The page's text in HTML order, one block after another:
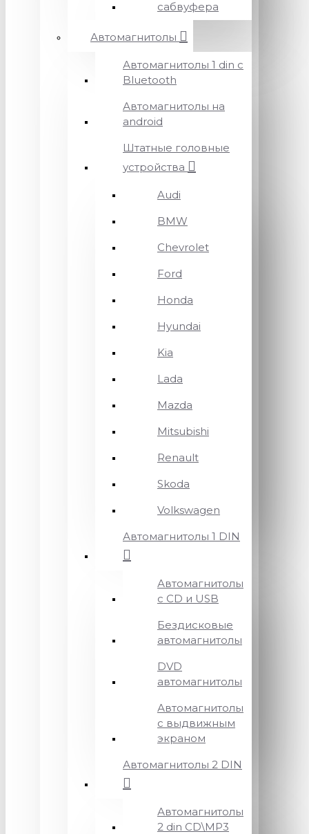
сабвуфера
Автомагнитолы
Автомагнитолы 1 din с
Bluetooth
Автомагнитолы на
android
Штатные головные
устройства
Audi
BMW
Chevrolet
Ford
Honda
Hyundai
Kia
Lada
Mazda
Mitsubishi
Renault
Skoda
Volkswagen
Автомагнитолы 1 DIN
Автомагнитолы
с CD и USB
Бездисковые
автомагнитолы
DVD
автомагнитолы
Автомагнитолы
с выдвижным
экраном
Автомагнитолы 2 DIN
Автомагнитолы
2 din CD\MP3